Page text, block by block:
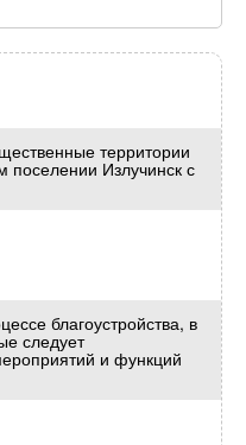
территории
поселении Излучинск с
благоустройства, в
следует
и функций